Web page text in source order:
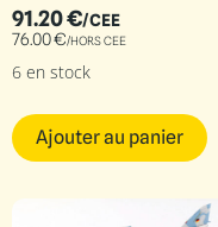
91.20€/CEE
76.00€/HORS CEE
6 en stock
Ajouter au panier